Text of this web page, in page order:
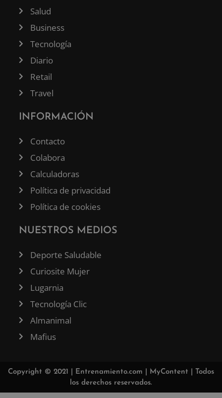
Salud
Business
Tecnología
Diario
Retail
Travel
INFORMACIÓN
Contacto
Colabora
Calculadoras
Política de privacidad
Política de cookies
NUESTROS MEDIOS
Deporte Saludable
Curiosite Mujer
Lugarnia
Tecnología Clic
Almanimal
Mafius
Copyright © 2021 | Entrenamiento.com MyContent | Todos
los derechos reservados.